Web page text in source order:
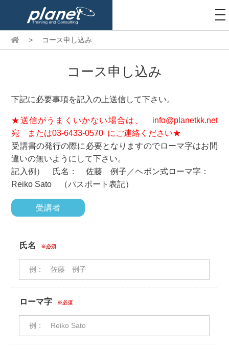
>
コース申し込み
コース申し込み
下記に必要事項を記入の上送信して下さい。
★送信がうまくいかない場合は、 info@planetkk.net
宛 または03-6433-0570 にご連絡ください★
受講書の発行の際に必要となりますのでローマ字はお間
違いの無いようにして下さい。
記入例） 氏名： 佐藤 例子／ヘボン式ローマ字：
Reiko Sato （パスポート表記）
受講者
氏名 ※必須
ローマ字 ※必須